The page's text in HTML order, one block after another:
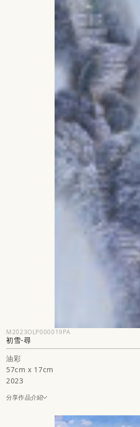
M2023OLP000019PA
初雪-尋
油彩
57cm x 17cm
2023
分享作品介紹